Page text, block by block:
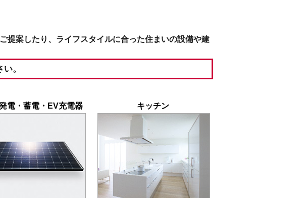
提案したり、ライフスタイルに合った住まいの設備や建
。
電・蓄電・EV充電器 キッチン